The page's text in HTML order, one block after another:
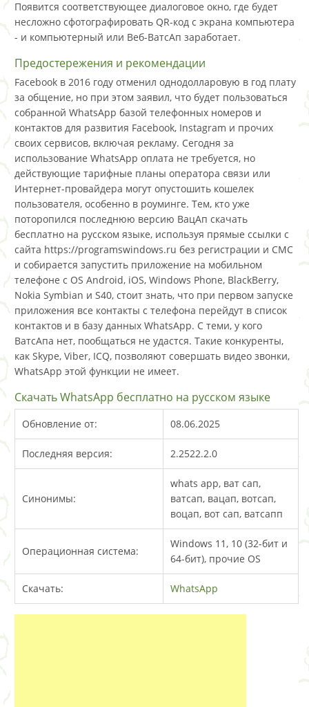
Появится соответствующее диалоговое окно, где будет
несложно сфотографировать QR-код с экрана компьютера
- и компьютерный или Веб-ВатсАп заработает.
Предостережения и рекомендации
Facebook в 2016 году отменил однодолларовую в год плату
за общение, но при этом заявил, что будет пользоваться
собранной WhatsApp базой телефонных номеров и
контактов для развития Facebook, Instagram и прочих
своих сервисов, включая рекламу. Сегодня за
использование WhatsApp оплата не требуется, но
действующие тарифные планы оператора связи или
Интернет-провайдера могут опустошить кошелек
пользователя, особенно в роуминге. Тем, кто уже
поторопился последнюю версию ВацАп скачать
бесплатно на русском языке, используя прямые ссылки с
сайта https://programswindows.ru без регистрации и СМС
и собирается запустить приложение на мобильном
телефоне с OS Android, iOS, Windows Phone, BlackBerry,
Nokia Symbian и S40, стоит знать, что при первом запуске
приложения все контакты с телефона перейдут в список
контактов и в базу данных WhatsApp. С теми, у кого
ВатсАпа нет, пообщаться не удастся. Такие конкуренты,
как Skype, Viber, ICQ, позволяют совершать видео звонки,
WhatsApp этой функции не имеет.
Скачать WhatsApp бесплатно на русском языке
Обновление от: 08.06.2025
Последняя версия: 2.2522.2.0
Синонимы:
whats app, ват сап,
ватсап, вацап, вотсап,
воцап, вот сап, ватсапп
Операционная система:
Windows 11, 10 (32-бит и
64-бит), прочие OS
Скачать: WhatsApp